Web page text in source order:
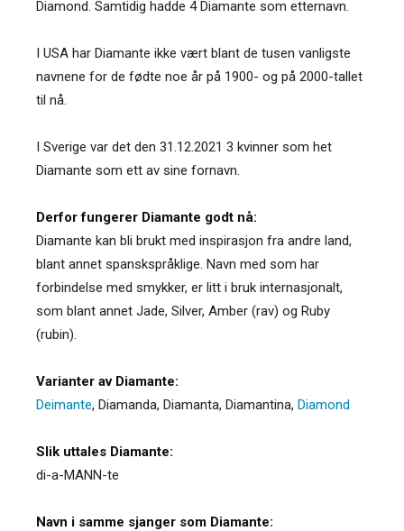
Diamond. Samtidig hadde 4 Diamante som etternavn.
I USA har Diamante ikke vært blant de tusen vanligste
navnene for de fødte noe år på 1900- og på 2000-tallet
til nå.
I Sverige var det den 31.12.2021 3 kvinner som het
Diamante som ett av sine fornavn.
Derfor fungerer Diamante godt nå:
Diamante kan bli brukt med inspirasjon fra andre land,
blant annet spanskspråklige. Navn med som har
forbindelse med smykker, er litt i bruk internasjonalt,
som blant annet Jade, Silver, Amber (rav) og Ruby
(rubin).
Varianter av Diamante:
Deimante, Diamanda, Diamanta, Diamantina, Diamond
Slik uttales Diamante:
di-a-MANN-te
Navn i samme sjanger som Diamante: